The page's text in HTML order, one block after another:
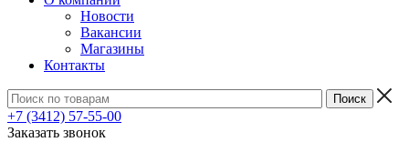
Новости
Вакансии
Магазины
Контакты
+7 (3412) 57-55-00
Заказать звонок